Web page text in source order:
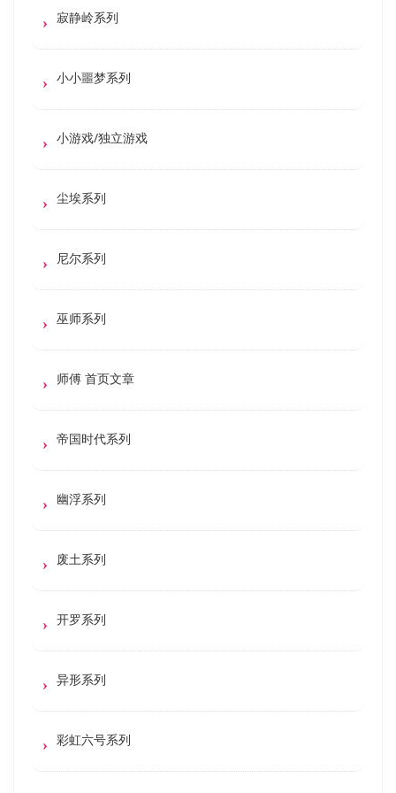
寂静岭系列
小小噩梦系列
小游戏/独立游戏
尘埃系列
尼尔系列
巫师系列
师傅 首页文章
帝国时代系列
幽浮系列
废土系列
开罗系列
异形系列
彩虹六号系列